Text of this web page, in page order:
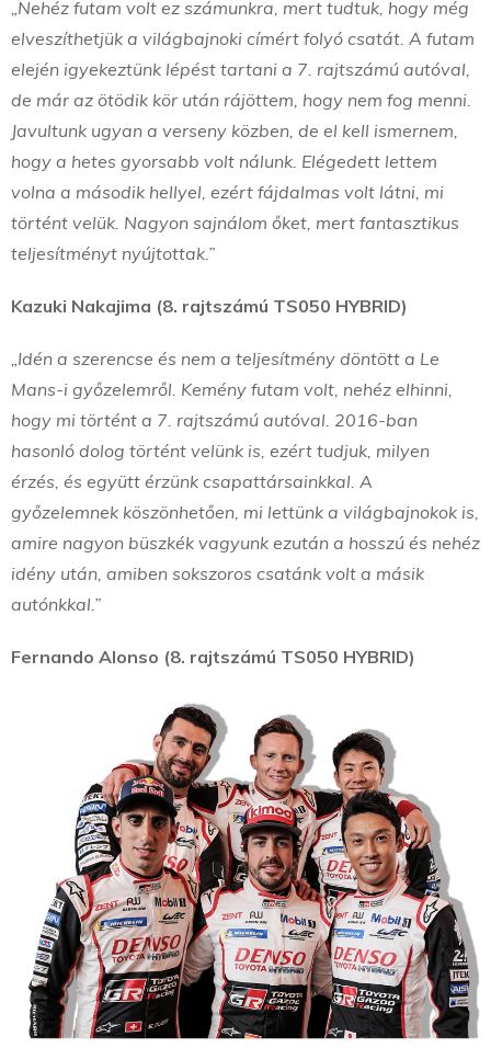
„Nehéz futam volt ez számunkra, mert tudtuk, hogy még
elveszíthetjük a világbajnoki címért folyó csatát. A futam
elején igyekeztünk lépést tartani a 7. rajtszámú autóval,
de már az ötödik kör után rájöttem, hogy nem fog menni.
Javultunk ugyan a verseny közben, de el kell ismernem,
hogy a hetes gyorsabb volt nálunk. Elégedett lettem
volna a második hellyel, ezért fájdalmas volt látni, mi
történt velük. Nagyon sajnálom őket, mert fantasztikus
teljesítményt nyújtottak.”
Kazuki Nakajima (8. rajtszámú TS050 HYBRID)
„Idén a szerencse és nem a teljesítmény döntött a Le
Mans-i győzelemről. Kemény futam volt, nehéz elhinni,
hogy mi történt a 7. rajtszámú autóval. 2016-ban
hasonló dolog történt velünk is, ezért tudjuk, milyen
érzés, és együtt érzünk csapattársainkkal. A
győzelemnek köszönhetően, mi lettünk a világbajnokok is,
amire nagyon büszkék vagyunk ezután a hosszú és nehéz
idény után, amiben sokszoros csatánk volt a másik
autónkkal.”
Fernando Alonso (8. rajtszámú TS050 HYBRID)